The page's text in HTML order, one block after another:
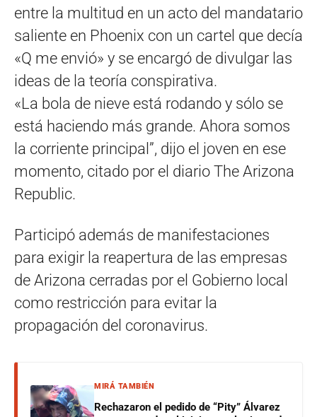
entre la multitud en un acto del mandatario
saliente en Phoenix con un cartel que decía
«Q me envió» y se encargó de divulgar las
ideas de la teoría conspirativa.
«La bola de nieve está rodando y sólo se
está haciendo más grande. Ahora somos
la corriente principal”, dijo el joven en ese
momento, citado por el diario The Arizona
Republic.
Participó además de manifestaciones
para exigir la reapertura de las empresas
de Arizona cerradas por el Gobierno local
como restricción para evitar la
propagación del coronavirus.
MIRÁ TAMBIÉN
Rechazaron el pedido de “Pity” Álvarez